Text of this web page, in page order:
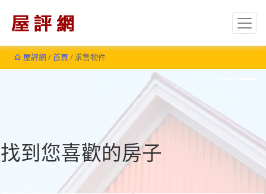
屋評網/首頁 / 求售物件
找到您喜歡的房子